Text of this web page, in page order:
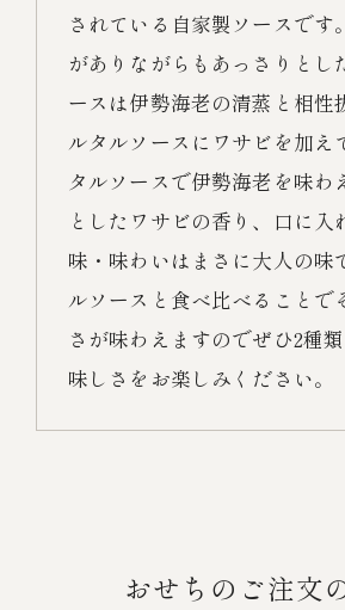
されている自家製ソースです
がありながらもあっさりとし
ースは伊勢海老の清蒸と相性
ルタルソースにワサビを加え
タルソースで伊勢海老を味わ
としたワサビの香り、口に入
味・味わいはまさに大人の味
ルソースと食べ比べることで
さが味わえますのでぜひ2種
味しさをお楽しみください。
おせちのご注文